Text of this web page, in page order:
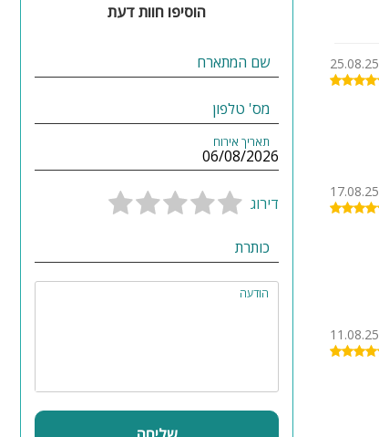
25.08.25
17.08.25
11.08.25
הוסיפו חוות דעת
שם המתארח
מס' טלפון
תאריך אירוח
דירוג
כותרת
הודעה